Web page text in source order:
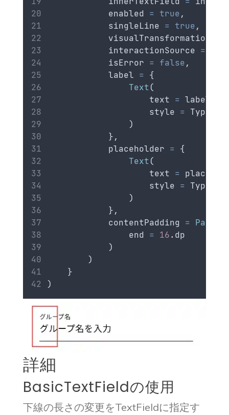
            enabled
= true,
            singleLine
= true,
            visualTransformation
            interactionSource
=
            isError
= false,
            label
= {
Text(
                    text
=
                    style
=
                )
            },
            placeholder
= {
Text(
                    text
=
                    style
=
                )
            },
            contentPadding
=
                end
= 16.dp
            )
        )
    }
)
詳細
BasicTextFieldの使用
下線の長さの変更をTextFieldに指定す